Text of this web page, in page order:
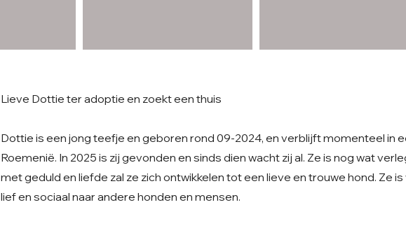
Lieve Dottie ter adoptie en zoekt een thuis
Dottie is een jong teefje en geboren rond 09-2024, en verblijft momenteel in
Roemenië. In 2025 is zij gevonden en sinds dien wacht zij al. Ze is nog wat
met geduld en liefde zal ze zich ontwikkelen tot een lieve en trouwe hond. Ze
lief en sociaal naar andere honden en mensen.